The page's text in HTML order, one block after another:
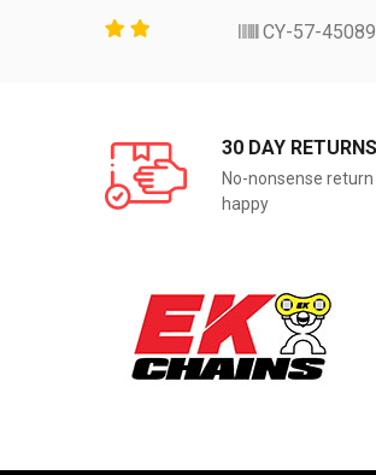
30 DAY RETURNS
No-nonsense
happy